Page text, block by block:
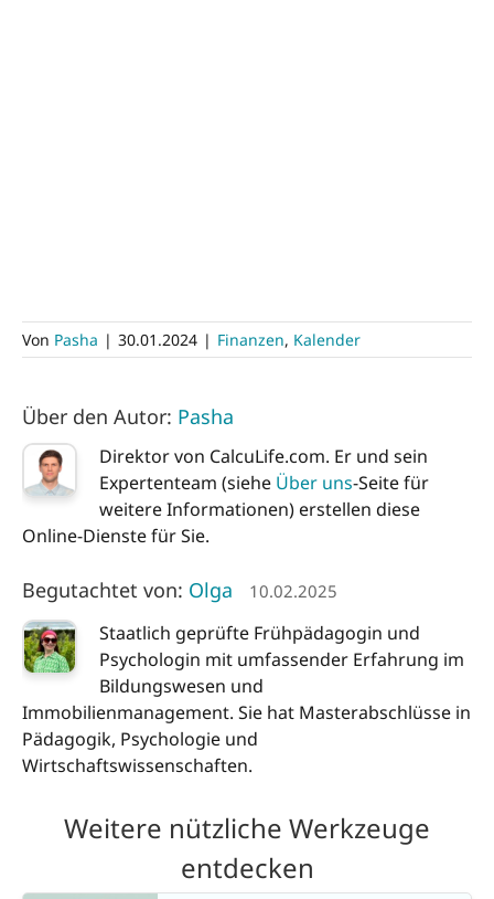
Von Pasha | 30.01.2024 | Finanzen, Kalender
Über den Autor: Pasha
Direktor von CalcuLife.com. Er und sein
Expertenteam (siehe Über uns-Seite für
weitere Informationen) erstellen diese
Online-Dienste für Sie.
Begutachtet von: Olga 10.02.2025
Staatlich geprüfte Frühpädagogin und
Psychologin mit umfassender Erfahrung im
Bildungswesen und
Immobilienmanagement. Sie hat Masterabschlüsse in
Pädagogik, Psychologie und
Wirtschaftswissenschaften.
Weitere nützliche Werkzeuge
entdecken